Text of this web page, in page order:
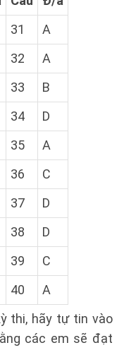
31
A
32
A
33
B
34
D
35
A
36
C
37
D
38
D
39
C
40
A
thi, hãy tự tin vào
các em sẽ đạt